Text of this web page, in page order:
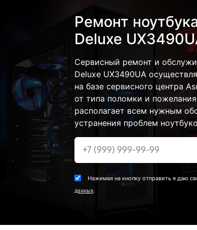
Ремонт
Deluxe
Сервисный ремонт и
Deluxe UX3490UA
на базе сервисного центра
от типа поломки и
располагает всем нужным
устранения проблем
Нажимая на кнопку отправить я даю
данных.